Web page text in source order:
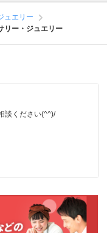
ュエリー
リー・ジュエリー
談ください(^^)/